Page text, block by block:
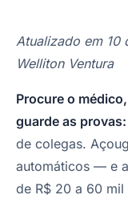
Atualizado em
Welliton Ventura
Procure o
guarde as provas:
de colegas.
automáticos — e
de R$ 20 a 60